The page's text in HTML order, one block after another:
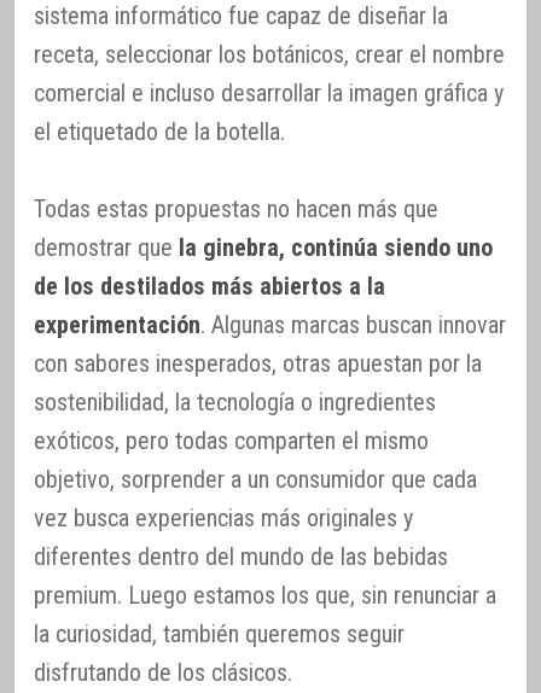
sistema informático fue capaz de diseñar la
receta, seleccionar los botánicos, crear el nombre
comercial e incluso desarrollar la imagen gráfica y
el etiquetado de la botella.
Todas estas propuestas no hacen más que
demostrar que la ginebra, continúa siendo uno
de los destilados más abiertos a la
experimentación. Algunas marcas buscan innovar
con sabores inesperados, otras apuestan por la
sostenibilidad, la tecnología o ingredientes
exóticos, pero todas comparten el mismo
objetivo, sorprender a un consumidor que cada
vez busca experiencias más originales y
diferentes dentro del mundo de las bebidas
premium. Luego estamos los que, sin renunciar a
la curiosidad, también queremos seguir
disfrutando de los clásicos.